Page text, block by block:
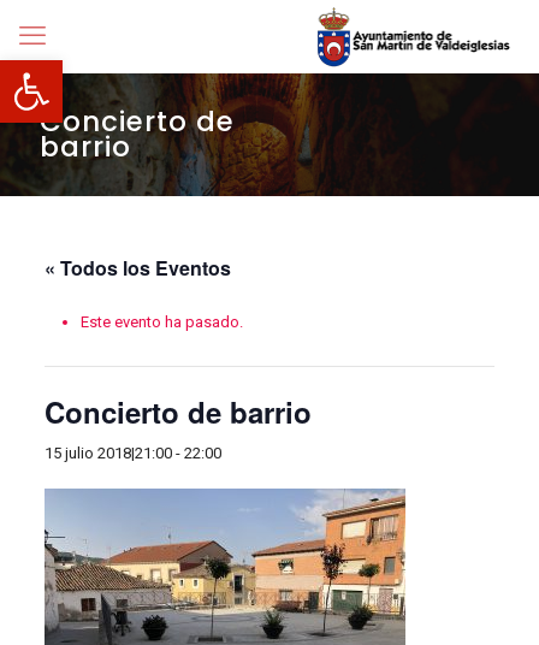
Abrir barra de herramientas
Concierto de
barrio
« Todos los Eventos
Este evento ha pasado.
Concierto de barrio
15 julio 2018|21:00- 22:00